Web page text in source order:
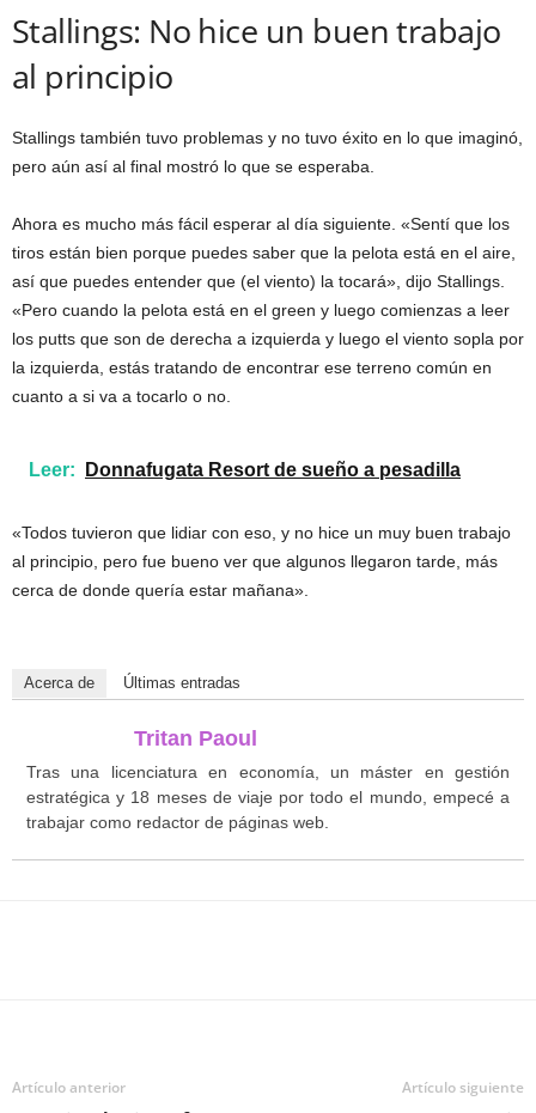
Stallings: No hice un buen trabajo
al principio
Stallings también tuvo problemas y no tuvo éxito en lo que imaginó,
pero aún así al final mostró lo que se esperaba.
Ahora es mucho más fácil esperar al día siguiente. «Sentí que los
tiros están bien porque puedes saber que la pelota está en el aire,
así que puedes entender que (el viento) la tocará», dijo Stallings.
«Pero cuando la pelota está en el green y luego comienzas a leer
los putts que son de derecha a izquierda y luego el viento sopla por
la izquierda, estás tratando de encontrar ese terreno común en
cuanto a si va a tocarlo o no.
Leer: Donnafugata Resort de sueño a pesadilla
«Todos tuvieron que lidiar con eso, y no hice un muy buen trabajo
al principio, pero fue bueno ver que algunos llegaron tarde, más
cerca de donde quería estar mañana».
Acerca de Últimas entradas
Tritan Paoul
Tras una licenciatura en economía, un máster en gestión
estratégica y 18 meses de viaje por todo el mundo, empecé a
trabajar como redactor de páginas web.
Artículo anterior Artículo siguiente